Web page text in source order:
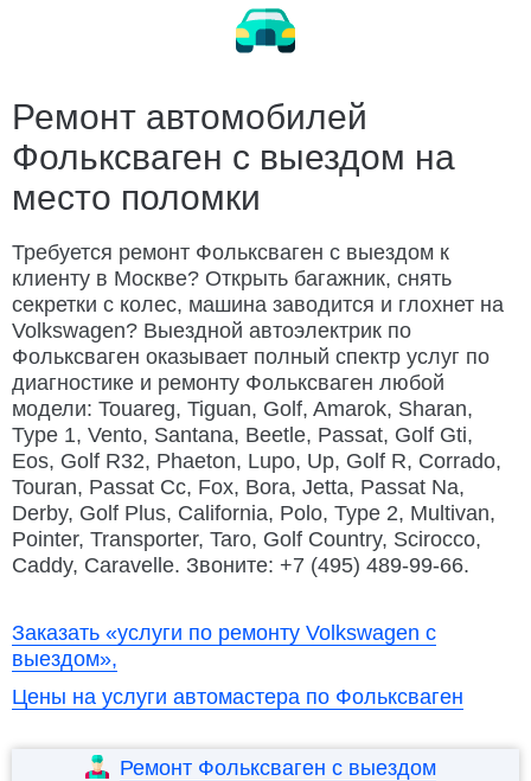
Ремонт электрооборудования
Разблокировать техноблок
Дубликат ключа
Открыть капот Открыть багажник
Подвезти бензин
Автосервис Porsche с выездом
Ремонт автомобилей
Фольксваген с выездом на
место поломки
Требуется ремонт Фольксваген с выездом к
клиенту в Москве? Открыть багажник, снять
секретки с колес, машина заводится и глохнет на
Volkswagen? Выездной автоэлектрик по
Фольксваген оказывает полный спектр услуг по
диагностике и ремонту Фольксваген любой
модели: Touareg, Tiguan, Golf, Amarok, Sharan,
Type 1, Vento, Santana, Beetle, Passat, Golf Gti,
Eos, Golf R32, Phaeton, Lupo, Up, Golf R, Corrado,
Touran, Passat Cc, Fox, Bora, Jetta, Passat Na,
Derby, Golf Plus, California, Polo, Type 2, Multivan,
Pointer, Transporter, Taro, Golf Country, Scirocco,
Caddy, Caravelle. Звоните: +7 (495) 489-99-66.
Заказать «услуги по ремонту Volkswagen с
выездом»,
Цены на услуги автомастера по Фольксваген
Ремонт Фольксваген с выездом